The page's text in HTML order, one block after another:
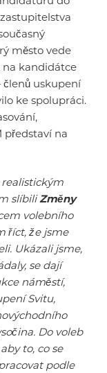
město vede
na kandidátce
uskupení
ke spolupráci.
představí na
slíbiliZměny
volebního
říct, že jsme
Ukázali jsme,
se dají
náměstí,
Svitu,
Do voleb
to, co se
podle